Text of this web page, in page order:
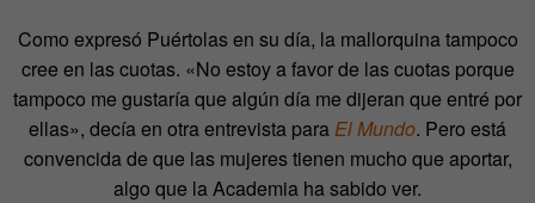
Como expresó Puértolas en su día, la mallorquina tampoco
cree en las cuotas. «No estoy a favor de las cuotas porque
tampoco me gustaría que algún día me dijeran que entré por
ellas», decía en otra entrevista paraEl Mundo. Pero está
convencida de que las mujeres tienen mucho que aportar,
algo que la Academia ha sabido ver.